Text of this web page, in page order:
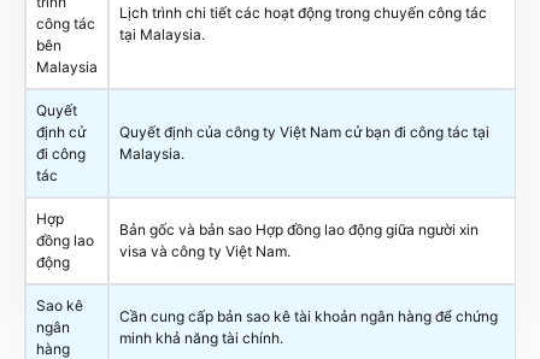
công tác
bên
Malaysia
Lịch trình chi tiết các hoạt động trong chuyến công tác
tại Malaysia.
Quyết
định cử
đi công
tác
Quyết định của công ty Việt Nam cử bạn đi công tác tại
Malaysia.
Hợp
đồng lao
động
Bản gốc và bản sao Hợp đồng lao động giữa người xin
visa và công ty Việt Nam.
Sao kê
ngân
hàng
Cần cung cấp bản sao kê tài khoản ngân hàng để chứng
minh khả năng tài chính.